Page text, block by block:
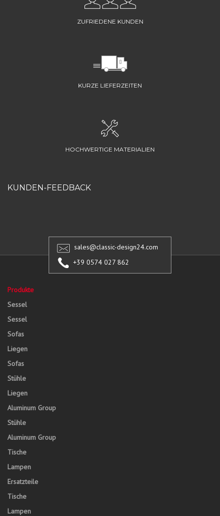
ZUFRIEDENE KUNDEN
KURZE LIEFERZEITEN
HOCHWERTIGE MATERIALIEN
KUNDEN-FEEDBACK
sales@classic-design24.com
+39 0574 027 862
Produkte
Sessel
Sessel
Sofas
Liegen
Sofas
Stühle
Liegen
Aluminum Group
Stühle
Aluminum Group
Tische
Lampen
Ersatzteile
Tische
Lampen